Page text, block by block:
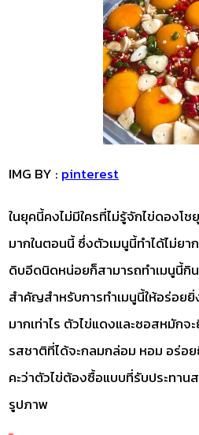
IMG BY : pinterest
ในยุคนี้คงไม่มีใครที่ไม่รู้จักไข่ดองโช
มากในตอนนี้ ซึ่งตัวเมนูนี้ทำได้ไม่ยา
ดิบอีดนิดหน่อยก็สามารถทำเมนูนี้กิน
สำคัญสำหรับการทำเมนูนี้ให้อร่อยยิ่
มากเท่าไร ตัวไข่แดงและซอสหมักจ
รสชาติที่ได้จะกลมกล่อม หอม อร่อ
คะว่าตัวไข่ต้องซื้อแบบที่รับประทาน
รูปภาพ